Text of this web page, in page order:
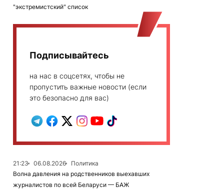
"экстремистский" список
Подписывайтесь
на нас в соцсетях, чтобы не
пропустить важные новости (если
это безопасно для вас)
21:23 06.08.2026
Политика
Волна давления на родственников выехавших
журналистов по всей Беларуси — БАЖ